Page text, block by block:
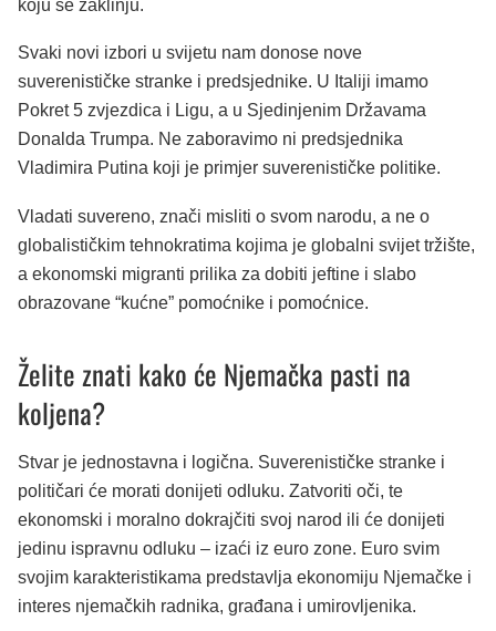
koju se zaklinju.
Svaki novi izbori u svijetu nam donose nove
suverenističke stranke i predsjednike. U Italiji imamo
Pokret 5 zvjezdica i Ligu, a u Sjedinjenim Državama
Donalda Trumpa. Ne zaboravimo ni predsjednika
Vladimira Putina koji je primjer suverenističke politike.
Vladati suvereno, znači misliti o svom narodu, a ne o
globalističkim tehnokratima kojima je globalni svijet tržište,
a ekonomski migranti prilika za dobiti jeftine i slabo
obrazovane “kućne” pomoćnike i pomoćnice.
Želite znati kako će Njemačka pasti na
koljena?
Stvar je jednostavna i logična. Suverenističke stranke i
političari će morati donijeti odluku. Zatvoriti oči, te
ekonomski i moralno dokrajčiti svoj narod ili će donijeti
jedinu ispravnu odluku – izaći iz euro zone. Euro svim
svojim karakteristikama predstavlja ekonomiju Njemačke i
interes njemačkih radnika, građana i umirovljenika.